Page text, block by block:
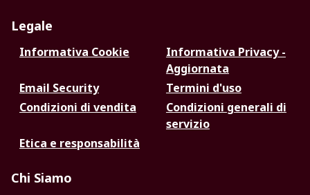
Legale
Informativa Cookie
Informativa Privacy -
Aggiornata
Email Security
Termini d'uso
Condizioni di vendita
Condizioni generali di
servizio
Etica e responsabilità
Chi Siamo